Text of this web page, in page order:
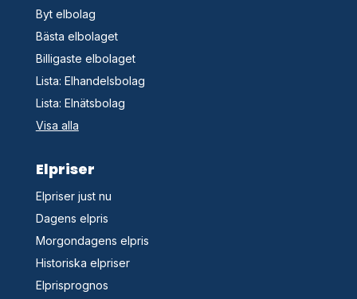
Byt elbolag
Bästa elbolaget
Billigaste elbolaget
Lista: Elhandelsbolag
Lista: Elnätsbolag
Visa alla
Elpriser
Elpriser just nu
Dagens elpris
Morgondagens elpris
Historiska elpriser
Elprisprognos